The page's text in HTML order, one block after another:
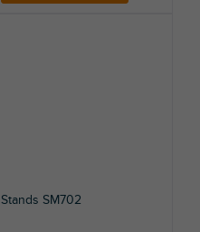
Stands SM702